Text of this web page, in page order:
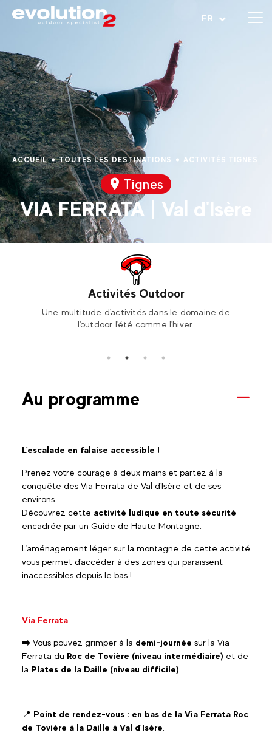
FR
Ouvrir le menu
ACCUEIL TOUTES LES DESTINATIONS ACTIVITÉS TIGNES
Tignes
VIA FERRATA | Val d'Isère
Activités Outdoor
Une multitude d'activités dans le domaine de
l'outdoor l'été comme l'hiver.
Au programme
L'escalade en falaise accessible !
Prenez votre courage à deux mains et partez à la
conquête des Via Ferrata de Val d'Isère et de ses
environs.
Découvrez cette activité ludique en toute sécurité
encadrée par un Guide de Haute Montagne.
L'aménagement léger sur la montagne de cette activité
vous permet d'accéder à des zones qui paraissent
inaccessibles depuis le bas !
Via Ferrata
➡️ Vous pouvez grimper à la demi-journée sur la Via
Ferrata du Roc de Tovière (niveau intermédiaire) et de
la Plates de la Daille (niveau difficile)
📍 Point de rendez-vous : en bas de la Via Ferrata Roc
de Tovière à la Daille à Val d'Isère